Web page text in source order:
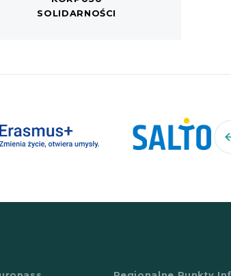
SOLIDARNOŚCI